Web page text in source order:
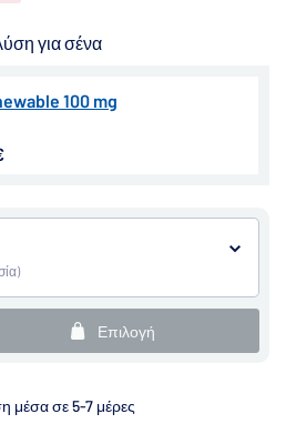
για σένα
100 mg
Επιλογή
μέσα σε 5-7 μέρες